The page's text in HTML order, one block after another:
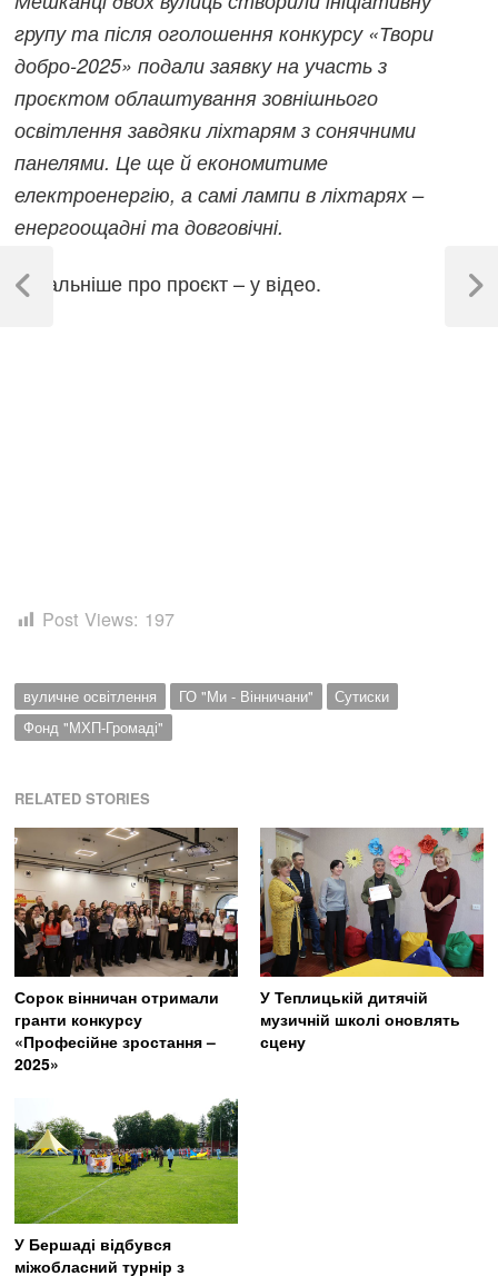
групу та після оголошення конкурсу «Твори
добро-2025» подали заявку на участь з
проєктом облаштування зовнішнього
освітлення завдяки ліхтарям з сонячними
панелями. Це ще й економитиме
електроенергію, а самі лампи в ліхтарях –
енергоощадні та довговічні.
Детальніше про проєкт – у відео.
Post Views: 197
вуличне освітлення ГО "Ми - Вінничани"
Сутиски
Фонд "МХП-Громаді"
RELATED STORIES
Сорок вінничан отримали
гранти конкурсу
«Професійне зростання –
2025»
У Теплицькій дитячій
музичній школі оновлять
сцену
У Бершаді відбувся
міжобласний турнір з
записів
Previous
Next